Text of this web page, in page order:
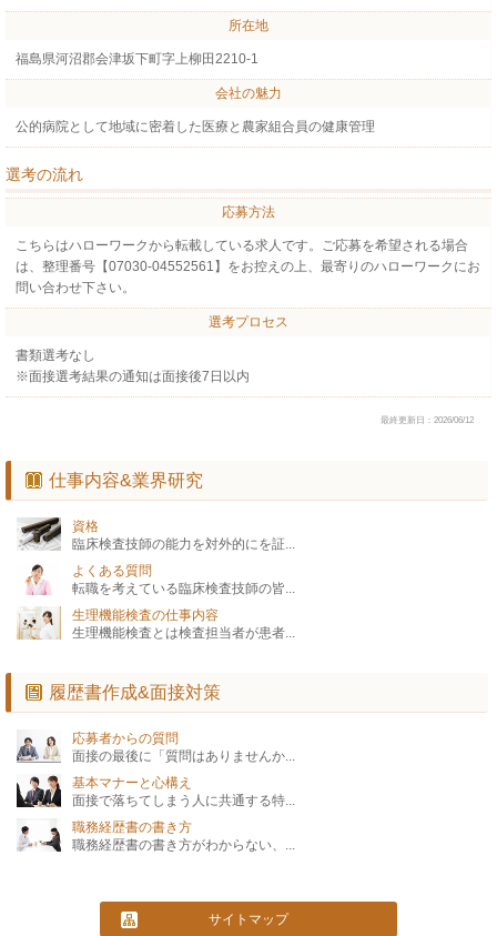
所在地
福島県河沼郡会津坂下町字上柳田2210-1
会社の魅力
公的病院として地域に密着した医療と農家組合員の健康管理
選考の流れ
応募方法
こちらはハローワークから転載している求人です。ご応募を希望される場合
は、整理番号【07030-04552561】をお控えの上、最寄りのハローワークにお
問い合わせ下さい。
選考プロセス
書類選考なし
※面接選考結果の通知は面接後7日以内
最終更新日：2026/06/12
仕事内容&業界研究
資格
臨床検査技師の能力を対外的にを証...
よくある質問
転職を考えている臨床検査技師の皆...
生理機能検査の仕事内容
生理機能検査とは検査担当者が患者...
履歴書作成&面接対策
応募者からの質問
面接の最後に「質問はありませんか...
基本マナーと心構え
面接で落ちてしまう人に共通する特...
職務経歴書の書き方
職務経歴書の書き方がわからない、...
サイトマップ